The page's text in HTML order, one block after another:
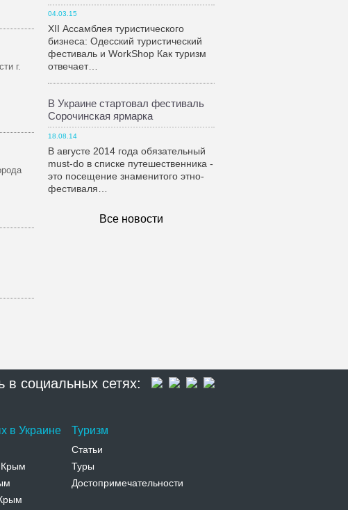
г.
04.03.15
XII Ассамблея туристического
бизнеса: Одесский туристический
фестиваль и WorkShop Как туризм
отвечает…
В Украине стартовал фестиваль
Сорочинская ярмарка
18.08.14
В августе 2014 года обязательный
must-do в списке путешественника -
это посещение знаменитого этно-
фестиваля…
Все новости
в социальных сетях:
в Украине
Крым
Туризм
Статьи
Туры
Достопримечательности